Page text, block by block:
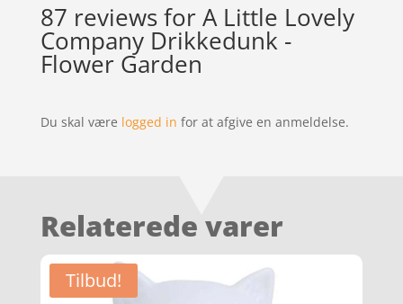
87 reviews forA Little Lovely
Company Drikkedunk -
Flower Garden
Du skal være logged in for at afgive en anmeldelse.
Relaterede varer
Tilbud!